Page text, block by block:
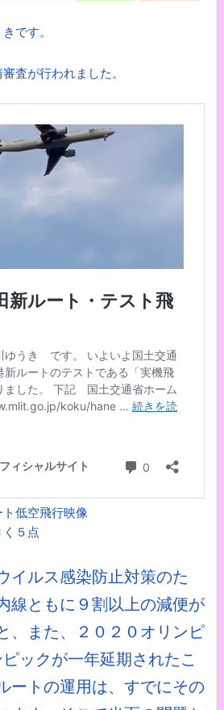
です。
査が行われました。
低空飛行映像
５点
イルス感染防止対策のた
線ともに９割以上の減便が
、また、２０２０オリンピ
ックが一年延期されたこ
ートの運用は、すでにその